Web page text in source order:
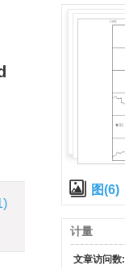
图(6)
计量
文章访问数: